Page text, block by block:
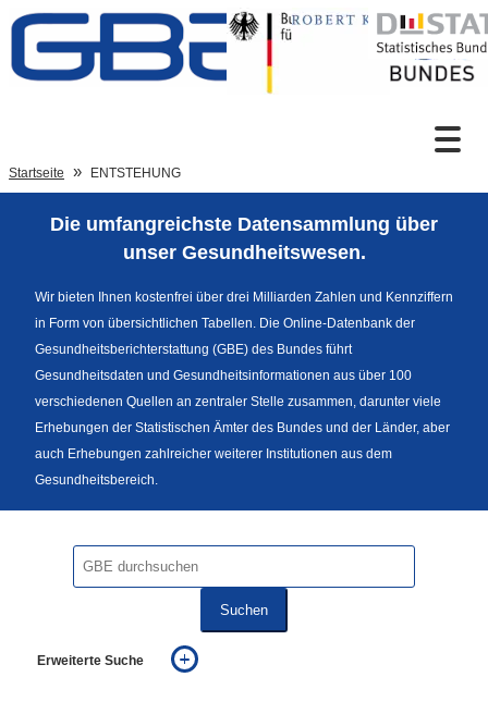
Zum Inhalt
Sprachumschaltung
Fußzeile
Startseite ENTSTEHUNG
Die umfangreichste Datensammlung über
unser Gesundheitswesen.
Wir bieten Ihnen kostenfrei über drei Milliarden Zahlen und Kennziffern
in Form von übersichtlichen Tabellen. Die Online-Datenbank der
Gesundheitsberichterstattung (GBE) des Bundes führt
Gesundheitsdaten und Gesundheitsinformationen aus über 100
verschiedenen Quellen an zentraler Stelle zusammen, darunter viele
Erhebungen der Statistischen Ämter des Bundes und der Länder, aber
auch Erhebungen zahlreicher weiterer Institutionen aus dem
Gesundheitsbereich.
Suchen
Erweiterte Suche